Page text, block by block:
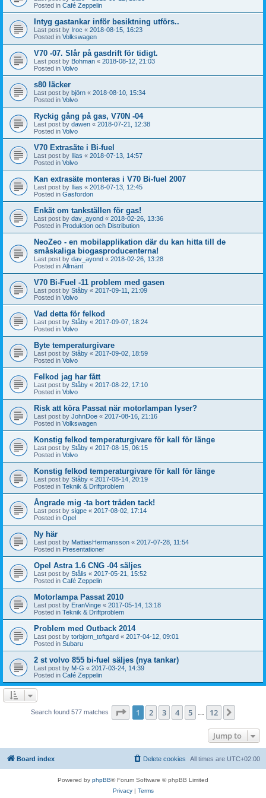
Posted in Café Zeppelin
Intyg gastankar inför besiktning utförs..
Last post by Iroc « 2018-08-15, 16:23
Posted in Volkswagen
V70 -07. Slår på gasdrift för tidigt.
Last post by Bohman « 2018-08-12, 21:03
Posted in Volvo
s80 läcker
Last post by björn « 2018-08-10, 15:34
Posted in Volvo
Ryckig gång på gas, V70N -04
Last post by dawen « 2018-07-21, 12:38
Posted in Volvo
V70 Extrasäte i Bi-fuel
Last post by Ilias « 2018-07-13, 14:57
Posted in Volvo
Kan extrasäte monteras i V70 Bi-fuel 2007
Last post by Ilias « 2018-07-13, 12:45
Posted in Gasfordon
Enkät om tankställen för gas!
Last post by dav_ayond « 2018-02-26, 13:36
Posted in Produktion och Distribution
NeoZeo - en mobilapplikation där du kan hitta till de
småskaliga biogasproducenterna!
Last post by dav_ayond « 2018-02-26, 13:28
Posted in Allmänt
V70 Bi-Fuel -11 problem med gasen
Last post by Ståby « 2017-09-11, 21:09
Posted in Volvo
Vad detta för felkod
Last post by Ståby « 2017-09-07, 18:24
Posted in Volvo
Byte temperaturgivare
Last post by Ståby « 2017-09-02, 18:59
Posted in Volvo
Felkod jag har fått
Last post by Ståby « 2017-08-22, 17:10
Posted in Volvo
Risk att köra Passat när motorlampan lyser?
Last post by JohnDoe « 2017-08-16, 21:16
Posted in Volkswagen
Konstig felkod temperaturgivare för kall för länge
Last post by Ståby « 2017-08-15, 06:15
Posted in Volvo
Konstig felkod temperaturgivare för kall för länge
Last post by Ståby « 2017-08-14, 20:19
Posted in Teknik & Driftproblem
Ångrade mig -ta bort tråden tack!
Last post by sigpe « 2017-08-02, 17:14
Posted in Opel
Ny här
Last post by MattiasHermansson « 2017-07-28, 11:54
Posted in Presentationer
Opel Astra 1.6 CNG -04 säljes
Last post by Stålis « 2017-05-21, 15:52
Posted in Café Zeppelin
Motorlampa Passat 2010
Last post by EranVinge « 2017-05-14, 13:18
Posted in Teknik & Driftproblem
Problem med Outback 2014
Last post by torbjorn_toftgard « 2017-04-12, 09:01
Posted in Subaru
2 st volvo 855 bi-fuel säljes (nya tankar)
Last post by M-G « 2017-03-24, 14:39
Posted in Café Zeppelin
Search found 577 matches Page 1of 12
1 2 3 4 5 12
Jump to
Board index All times are UTC+02:00
Delete cookies
Powered by phpBB® Forum Software © phpBB Limited
Privacy| Terms